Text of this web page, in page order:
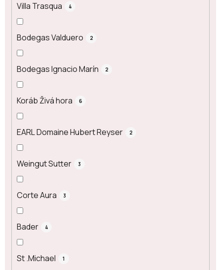
Villa Trasqua 4
Bodegas Valduero 2
Bodegas Ignacio Marín 2
Koráb Živá hora 6
EARL Domaine Hubert Reyser 2
Weingut Sutter 3
Corte Aura 3
Bader 4
St .Michael 1